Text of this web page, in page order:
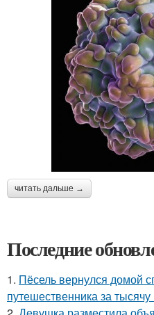
читать дальше →
Последние
1. Пёсель вернулся домой
путешественника за